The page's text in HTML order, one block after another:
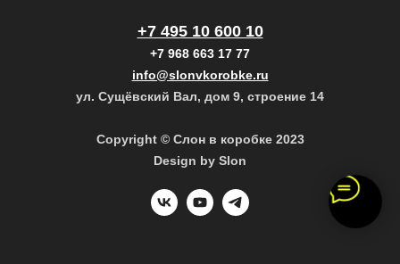
+7 495 10 600 10
+7 968 663 17 77
info@slonvkorobke.ru
ул. Сущёвский Вал, дом 9, строение 14
Copyright © Слон в коробке 2023
Design by Slon